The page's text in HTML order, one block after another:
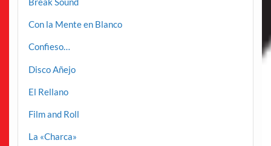
Con la Mente en Blanco
Confieso…
Disco Añejo
El Rellano
Film and Roll
La «Charca»